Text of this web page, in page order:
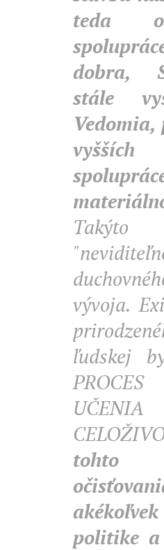
teda
dobra,
stále
Vedomia,
vývoja.
ľudskej
tohto
politike